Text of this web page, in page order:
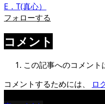
E．T(真心）
フォローする
コメント
この記事へのコメント
コメントするためには、
ロ